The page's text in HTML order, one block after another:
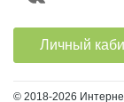
Личный
© 2018-2026